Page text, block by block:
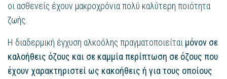
οι ασθενείς έχουν μακροχρόνια πολύ καλύτερη ποιότητα
ζωής.
Η διαδερμική έγχυση αλκοόλης πραγματοποιείται μόνον σε
καλοήθεις όζους και σε καμμία περίπτωση σε όζους που
έχουν χαρακτηριστεί ως κακοήθεις ή για τους οποίους